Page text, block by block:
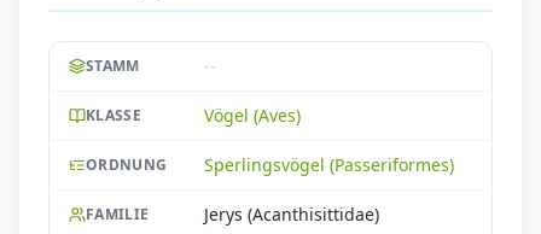
STAMM --
KLASSE Vögel (Aves)
ORDNUNG Sperlingsvögel (Passeriformes)
FAMILIE Jerys (Acanthisittidae)